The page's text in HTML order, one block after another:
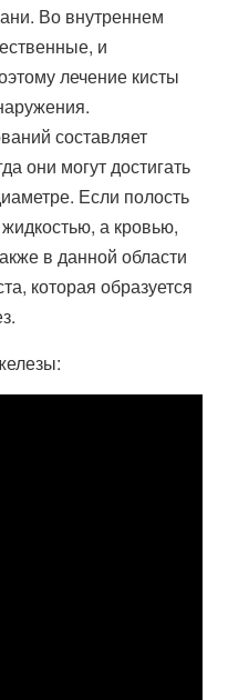
Во внутреннем
и
лечение кисты
составляет
они могут достигать
Если полость
а кровью,
в данной области
которая образуется